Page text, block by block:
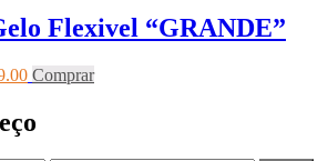
Flexivel “GRANDE”
Comprar